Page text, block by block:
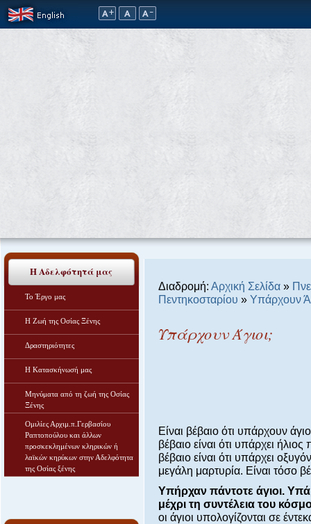
Η Αδελφότητά μας
Το Έργο μας
Η Ζωή της Οσίας Ξένης
Δραστηριότητες
Η Κατασκήνωσή μας
Μηνύματα από τη ζωή της Οσίας
Ξένης
Ομιλίες Αρχιμ.π.Γερβασίου
Ραπτοπούλου και άλλων
προσκεκλημένων κληρικών ή
λαϊκών κηρύκων στην Αδελφότητα
της Οσίας ξένης
Διαδρομή: Αρχική Σελίδα »
Πεντηκοσταρίου » Υπάρχουν
Υπάρχουν Άγιοι;
Είναι βέβαιο ότι υπάρχουν
βέβαιο είναι ότι υπάρχει
βέβαιο είναι ότι υπάρχει
μεγάλη μαρτυρία. Είναι τόσο
Υπήρχαν πάντοτε άγιοι.
μέχρι τη συντέλεια του
οι άγιοι υπολογίζονται σε